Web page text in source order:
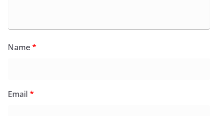
Name*
Email*